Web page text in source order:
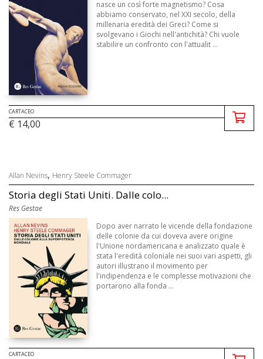
nasce un così forte magnetismo? Cosa
abbiamo conservato, nel XXI secolo, della
millenaria eredità dei Greci? Come si
svolgevano i Giochi nell'antichità? Chi vuole
stabilire un confronto con l'attualit ...
CARTACEO
€ 14,00
Allan Nevins, Henry Steele Commager
Storia degli Stati Uniti. Dalle colo...
Res Gestae
Dopo aver narrato le vicende della fondazione
delle colonie da cui doveva avere origine
l'Unione nordamericana e analizzato quale è
stata l'eredità coloniale nei suoi vari aspetti, gli
autori illustrano il movimento per
l'indipendenza e le complesse motivazioni che
portarono alla fonda ...
CARTACEO